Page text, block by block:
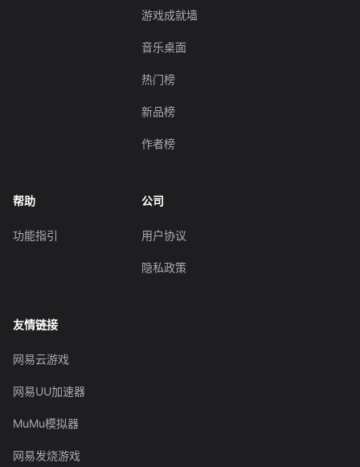
游戏成就墙
音乐桌面
热门榜
新品榜
作者榜
帮助
功能指引
公司
用户协议
隐私政策
友情链接
网易云游戏
网易UU加速器
MuMu模拟器
网易发烧游戏